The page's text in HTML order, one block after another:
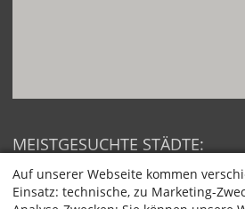
MEISTGESUCHTE STÄDTE:
Berlin
München
Köln
Auf unserer Webseite kommen
Einsatz: technische, zu Marketing-